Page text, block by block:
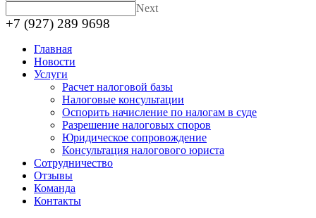
Next
+7 (927) 289 9698
Главная
Новости
Услуги
Расчет налоговой базы
Налоговые консультации
Оспорить начисление по налогам в суде
Разрешение налоговых споров
Юридическое сопровождение
Консультация налогового юриста
Сотрудничество
Отзывы
Команда
Контакты